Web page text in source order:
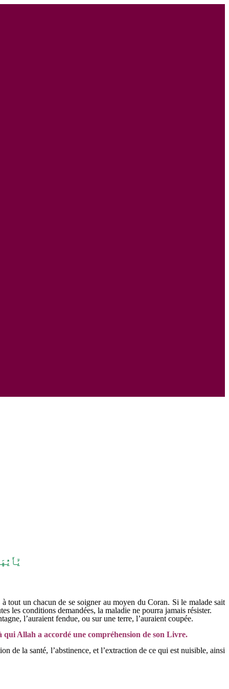
à tout un chacun de se soigner au moyen du Coran. Si le malade sait
les conditions demandées, la maladie ne pourra jamais résister.
l’auraient fendue, ou sur une terre, l’auraient coupée.
qui Allah a accordé une compréhension de son Livre.
de la santé, l’abstinence, et l’extraction de ce qui est nuisible, ainsi